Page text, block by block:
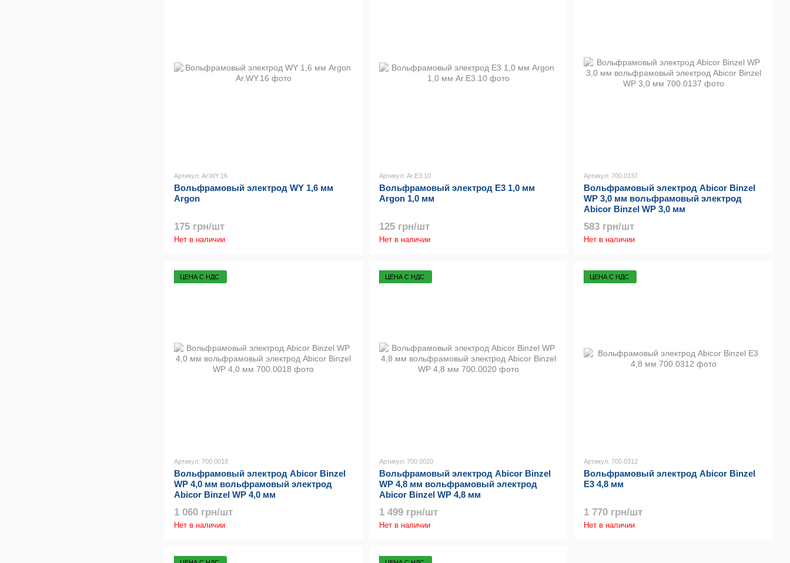
Артикул: Ar.WY.16
Вольфрамовый электрод WY 1,6 мм
Argon
175 грн/шт
Нет в наличии
Артикул: Ar.E3.10
Вольфрамовый электрод E3 1,0 мм
Argon 1,0 мм
125 грн/шт
Нет в наличии
Артикул: 700.0137
Вольфрамовый электрод Abicor Binzel
WP 3,0 мм вольфрамовый электрод
Abicor Binzel WP 3,0 мм
583 грн/шт
Нет в наличии
ЦЕНА С НДС
Артикул: 700.0018
Вольфрамовый электрод Abicor Binzel
WP 4,0 мм вольфрамовый электрод
Abicor Binzel WP 4,0 мм
1 060 грн/шт
Нет в наличии
ЦЕНА С НДС
Артикул: 700.0020
Вольфрамовый электрод Abicor Binzel
WP 4,8 мм вольфрамовый электрод
Abicor Binzel WP 4,8 мм
1 499 грн/шт
Нет в наличии
ЦЕНА С НДС
Артикул: 700.0312
Вольфрамовый электрод Abicor Binzel
E3 4,8 мм
1 770 грн/шт
Нет в наличии